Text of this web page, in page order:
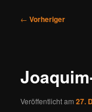
springen
springen
B
a
s
← Vorheriger
Veröffentlicht am27.